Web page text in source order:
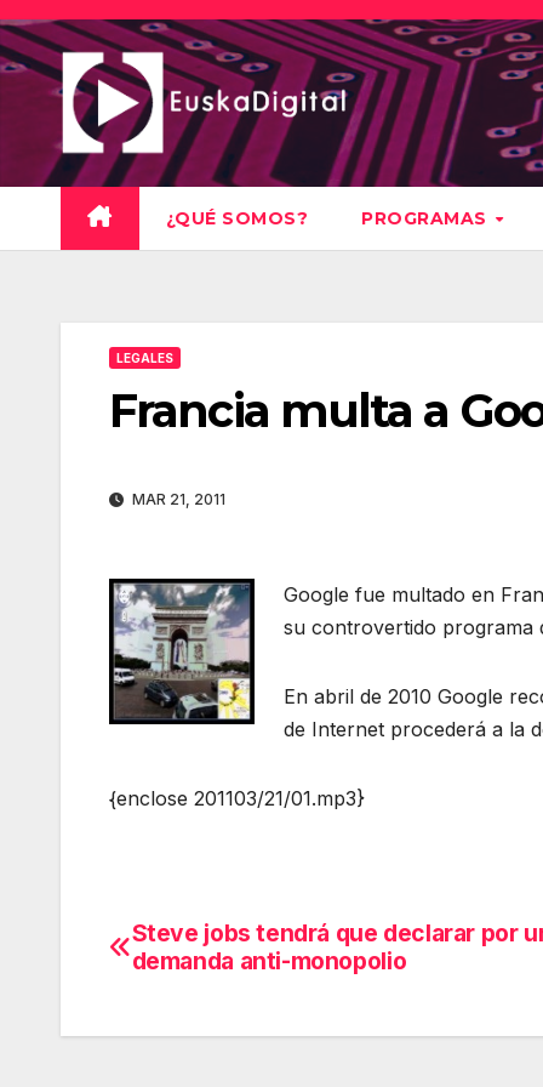
Saltar
al
contenido
¿QUÉ SOMOS? PROGRAMAS
LEGALES
Francia multa a
MAR 21, 2011
Google fue multado en
su controvertido programa
En abril de 2010 Google
de Internet procederá a la
{enclose 201103/21/01.mp3}
Navegación
entradas
Steve jobs tendrá que declarar por
demanda anti-monopolio